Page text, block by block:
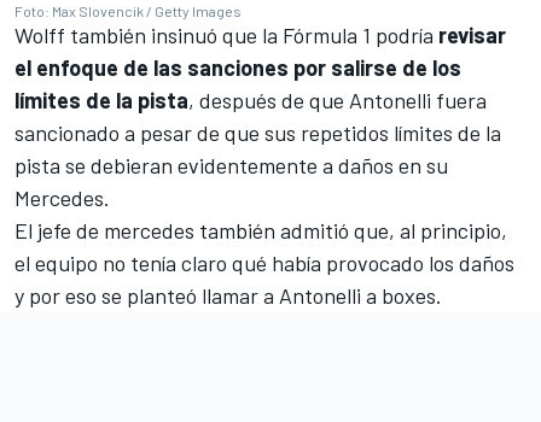
Foto: Max Slovencik / Getty Images
Wolff también insinuó que la Fórmula 1 podría revisar
el enfoque de las sanciones por salirse de los
límites de la pista, después de que Antonelli fuera
sancionado a pesar de que sus repetidos límites de la
pista se debieran evidentemente a daños en su
Mercedes.
El jefe de mercedes también admitió que, al principio,
el equipo no tenía claro qué había provocado los daños
y por eso se planteó llamar a Antonelli a boxes.